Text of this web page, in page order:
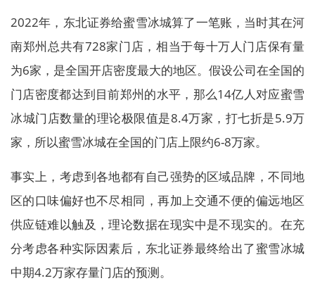
2022年，东北证券给蜜雪冰城算了一笔账，当时其在河
南郑州总共有728家门店，相当于每十万人门店保有量
为6家，是全国开店密度最大的地区。假设公司在全国的
门店密度都达到目前郑州的水平，那么14亿人对应蜜雪
冰城门店数量的理论极限值是8.4万家，打七折是5.9万
家，所以蜜雪冰城在全国的门店上限约6-8万家。
事实上，考虑到各地都有自己强势的区域品牌，不同地
区的口味偏好也不尽相同，再加上交通不便的偏远地区
供应链难以触及，理论数据在现实中是不现实的。在充
分考虑各种实际因素后，东北证券最终给出了蜜雪冰城
中期4.2万家存量门店的预测。